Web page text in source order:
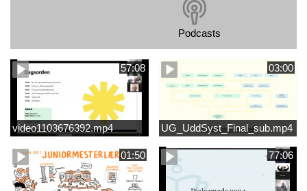
Podcasts
57:08
video1103676392.mp4
03:00
UG_UddSyst_Final_sub.mp4
01:50 77:06